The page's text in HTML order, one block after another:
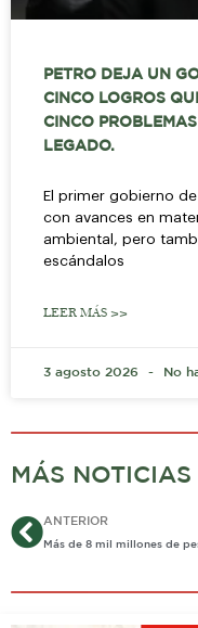
PETRO DEJA UN
CINCO LOGROS
CINCO
LEGADO.
El primer gobierno
con avances en
ambiental, pero
escándalos
LEER MÁS >>
3 agosto 2026 No
MÁS NOTICIAS
AntANTERIOR